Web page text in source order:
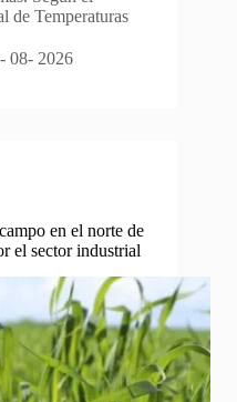
de Temperaturas
08- 2026
en el norte de
el sector industrial